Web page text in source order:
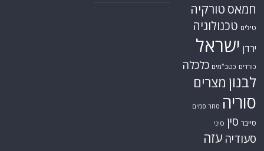
חמאס טורקיה
טילים טכנולוגיה
ירדן ישראל
כורדים כטב"מים כלכלה
לבנון מצרים
סוריה סחר סמים
סייבר סין סיני
סעודיה עזה